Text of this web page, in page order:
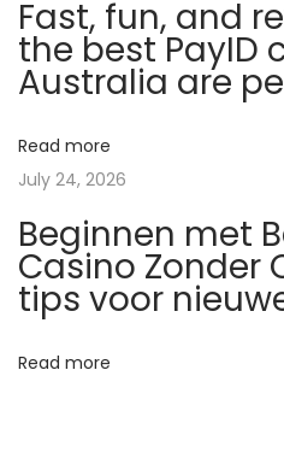
a
ñ
a
u
e
o
s
c
Fast, fun, and
the best PayID
Australia are
Read more
July 24, 2026
Beginnen met
Casino Zonder
tips voor
Read more